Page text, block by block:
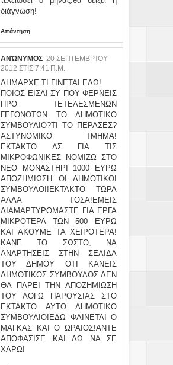
διάγνωση!
Απάντηση
ΑΝΏΝΥΜΟΣ 20 ΣΕΠΤΕΜΒΡΊΟΥ
2012 ΣΤΙΣ 7:41 Π.Μ.
ΔΗΜΑΡΧΕ ΤΙ ΓΙΝΕΤΑΙ ΕΔΩ!
ΠΟΙΟΣ ΕΙΣΑΙ ΣΥ ΠΟΥ ΦΕΡΝΕΙΣ
ΠΡΟ ΤΕΤΕΛΕΣΜΕΝΩΝ
ΓΕΓΟΝΟΤΩΝ ΤΟ ΔΗΜΟΤΙΚΟ
ΣΥΜΒΟΥΛΙΟ?ΤΙ ΤΟ ΠΕΡΑΣΕΣ?
ΑΣΤΥΝΟΜΙΚΟ ΤΜΗΜΑ!
ΕΚΤΑΚΤΟ ΔΣ ΓΙΑ ΤΙΣ
ΜΙΚΡΟΦΩΝΙΚΕΣ ΝΟΜΙΖΩ ΣΤΟ
ΝΕΟ ΜΟΝΑΣΤΗΡΙ 1000 ΕΥΡΩ
ΑΠΟΖΗΜΙΩΣΗ ΟΙ ΔΗΜΟΤΙΚΟΙ
ΣΥΜΒΟΥΛΟΙ!ΕΚΤΑΚΤΟ ΤΩΡΑ
ΑΛΛΑ ΤΟΣΑ!ΕΜΕΙΣ
ΔΙΑΜΑΡΤΥΡΟΜΑΣΤΕ ΓΙΑ ΕΡΓΑ
ΜΙΚΡΟΤΕΡΑ ΤΩΝ 500 ΕΥΡΩ
ΚΑΙ ΑΚΟΥΜΕ ΤΑ ΧΕΙΡΟΤΕΡΑ!
ΚΑΝΕ ΤΟ ΣΩΣΤΟ, ΝΑ
ΑΝΑΡΤΗΣΕΙΣ ΣΤΗΝ ΣΕΛΙΔΑ
ΤΟΥ ΔΗΜΟΥ ΟΤΙ ΚΑΝΕΙΣ
ΔΗΜΟΤΙΚΟΣ ΣΥΜΒΟΥΛΟΣ ΔΕΝ
ΘΑ ΠΑΡΕΙ ΤΗΝ ΑΠΟΖΗΜΙΩΣΗ
ΤΟΥ ΛΟΓΩ ΠΑΡΟΥΣΙΑΣ ΣΤΟ
ΕΚΤΑΚΤΟ ΑΥΤΟ ΔΗΜΟΤΙΚΟ
ΣΥΜΒΟΥΛΙΟ!ΕΔΩ ΦΑΙΝΕΤΑΙ Ο
ΜΑΓΚΑΣ ΚΑΙ Ο ΩΡΑΙΟΣ!ΑΝΤΕ
ΑΠΟΦΑΣΙΣΕ ΚΑΙ ΔΩ ΝΑ ΣΕ
ΧΑΡΩ!